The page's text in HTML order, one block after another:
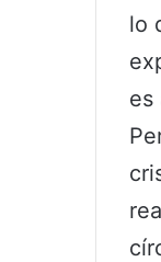
lo
es